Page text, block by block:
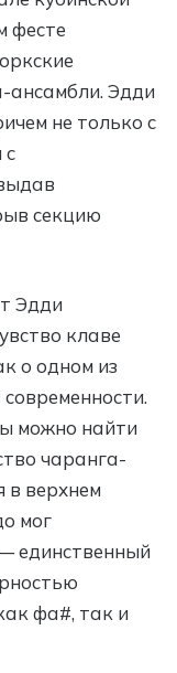
фесте
ансамбли. Эдди
не только с
с
секцию
Эдди
клаве
о одном из
можно найти
чаранга-
в верхнем
мог
единственный
фа#, так и